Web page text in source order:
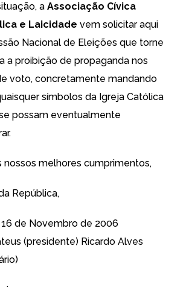
a Associação Cívica
e Laicidade vem solicitar aqui
Nacional de Eleições que torne
a proibição de propaganda nos
voto, concretamente mandando
símbolos da Igreja Católica
possam eventualmente
nossos melhores cumprimentos,
República,
16 de Novembro de 2006
(presidente) Ricardo Alves